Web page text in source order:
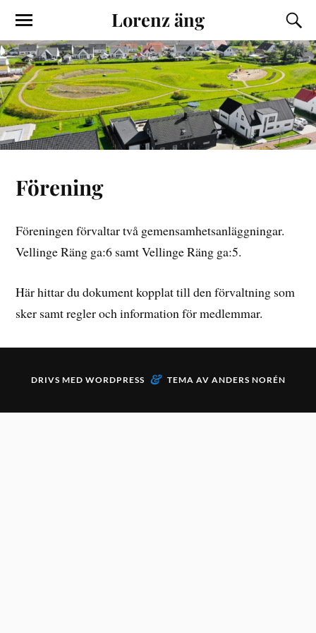
Lorenz äng
Förening
Föreningen förvaltar två gemensamhetsanläggningar.
Vellinge Räng ga:6 samt Vellinge Räng ga:5.
Här hittar du dokument kopplat till den förvaltning som
sker samt regler och information för medlemmar.
DRIVS MED WORDPRESS & TEMA AV ANDERS NORÉN